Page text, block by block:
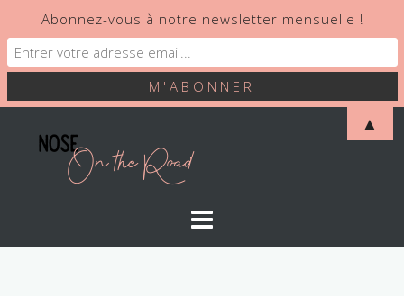
Abonnez-vous à notre newsletter mensuelle !
▲